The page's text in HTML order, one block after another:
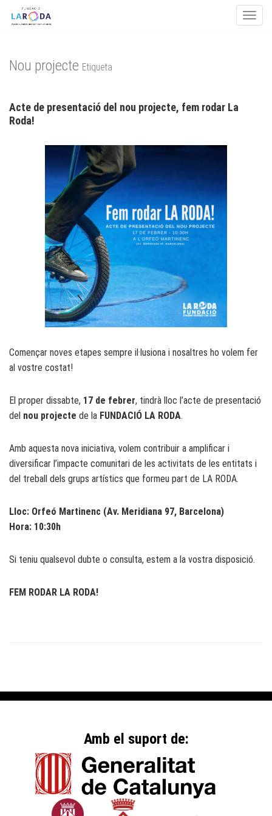
Nou projecte Etiqueta
Acte de presentació del nou projecte, fem rodar La
Roda!
Començar noves etapes sempre il·lusiona i nosaltres ho volem fer
al vostre costat!
El proper dissabte, 17 de febrer, tindrà lloc l’acte de presentació
del nou projecte de la FUNDACIÓ LA RODA.
Amb aquesta nova iniciativa, volem contribuir a amplificar i
diversificar l’impacte comunitari de les activitats de les entitats i
del treball dels grups artístics que formeu part de LA RODA.
Lloc: Orfeó Martinenc (Av. Meridiana 97, Barcelona)
Hora: 10:30h
Si teniu qualsevol dubte o consulta, estem a la vostra disposició.
FEM RODAR LA RODA!
Amb el suport de: